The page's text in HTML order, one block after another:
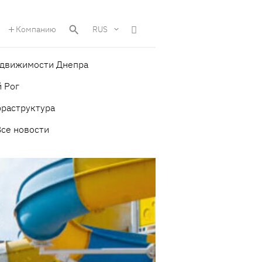
Компанию RUS
Днепра
Рог
новости